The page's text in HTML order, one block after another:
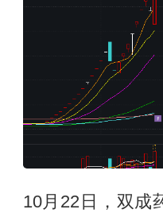
10月22日，双成